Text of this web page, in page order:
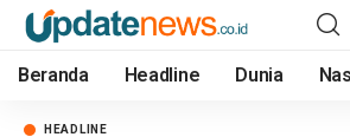
Beranda Headline Dunia
HEADLINE